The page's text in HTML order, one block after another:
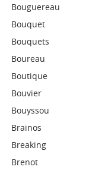
Bouguereau
Bouquet
Bouquets
Boureau
Boutique
Bouvier
Bouyssou
Brainos
Breaking
Brenot